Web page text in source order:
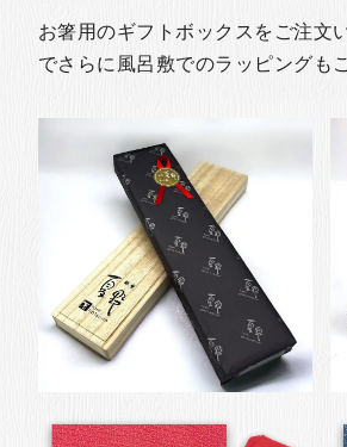
お箸用のギフトボックスをご注文
でさらに風呂敷でのラッピングも